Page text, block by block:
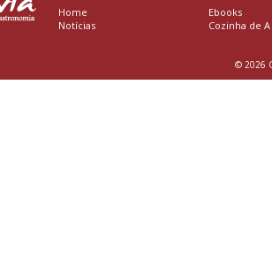
Home
Notícias
Ebooks
Cozinha de A
© 2026